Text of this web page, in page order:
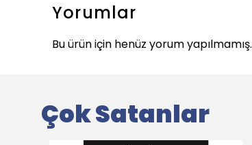
Yorumlar
Bu ürün için henüz yorum yapılmamış.
Çok Satanlar